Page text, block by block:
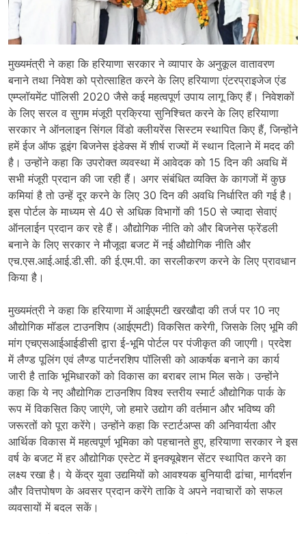
मुख्यमंत्री ने कहा कि हरियाणा सरकार ने व्यापार के अनुकूल वातावरण
बनाने तथा निवेश को प्रोत्साहित करने के लिए हरियाणा एंटरप्राइजेज एंड
एम्प्लॉयमेंट पॉलिसी 2020 जैसे कई महत्वपूर्ण उपाय लागू किए हैं। निवेशकों
के लिए सरल व सुगम मंजूरी प्रक्रिया सुनिश्चित करने के लिए हरियाणा
सरकार ने ऑनलाइन सिंगल विंडो क्लीयरेंस सिस्टम स्थापित किए हैं, जिन्होंने
हमें ईज ऑफ डूइंग बिजनेस इंडेक्स में शीर्ष राज्यों में स्थान दिलाने में मदद की
है। उन्होंने कहा कि उपरोक्त व्यवस्था में आवेदक को 15 दिन की अवधि में
सभी मंजूरी प्रदान की जा रही हैं। अगर संबंधित व्यक्ति के कागजों में कुछ
कमियां है तो उन्हें दूर करने के लिए 30 दिन की अवधि निर्धारित की गई है।
इस पोर्टल के माध्यम से 40 से अधिक विभागों की 150 से ज्यादा सेवाएं
ऑनलाईन प्रदान कर रहे हैं। औद्योगिक नीति को और बिजनेस फ्रेंडली
बनाने के लिए सरकार ने मौजूदा बजट में नई औद्योगिक नीति और
एच.एस.आई.आई.डी.सी. की ई.एम.पी. का सरलीकरण करने के लिए प्रावधान
किया है।
मुख्यमंत्री ने कहा कि हरियाणा में आईएमटी खरखौदा की तर्ज पर 10 नए
औद्योगिक मॉडल टाउनशिप (आईएमटी) विकसित करेगी, जिसके लिए भूमि की
मांग एचएसआईआईडीसी द्वारा ई-भूमि पोर्टल पर पंजीकृत की जाएगी। प्रदेश
में लैण्ड पूलिंग एवं लैण्ड पार्टनरशिप पॉलिसी को आकर्षक बनाने का कार्य
जारी है ताकि भूमिधारकों को विकास का बराबर लाभ मिल सके। उन्होंने
कहा कि ये नए औद्योगिक टाउनशिप विश्व स्तरीय स्मार्ट औद्योगिक पार्क के
रूप में विकसित किए जाएंगे, जो हमारे उद्योग की वर्तमान और भविष्य की
जरूरतों को पूरा करेंगे। उन्होंने कहा कि स्टार्टअप्स की अनिवार्यता और
आर्थिक विकास में महत्वपूर्ण भूमिका को पहचानते हुए, हरियाणा सरकार ने इस
वर्ष के बजट में हर औद्योगिक एस्टेट में इनक्यूबेशन सेंटर स्थापित करने का
लक्ष्य रखा है। ये केंद्र युवा उद्यमियों को आवश्यक बुनियादी ढांचा, मार्गदर्शन
और वित्तपोषण के अवसर प्रदान करेंगे ताकि वे अपने नवाचारों को सफल
व्यवसायों में बदल सकें।